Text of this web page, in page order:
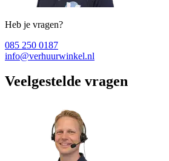
Heb je vragen?
085 250 0187
info@verhuurwinkel.nl
Veelgestelde vragen